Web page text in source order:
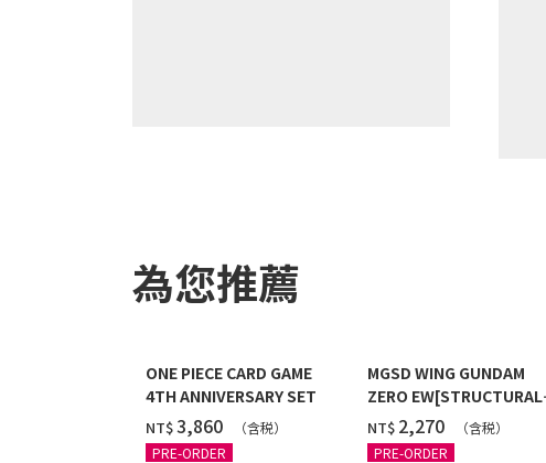
為您推薦
ONE PIECE CARD GAME
4TH ANNIVERSARY SET
NT$‌3,860
（含税）
PRE-ORDER
MGSD WING GUNDAM
ZERO EW[STRUCTURAL
COATING/BLACK] [2026年
12月發送]
NT$ ‌2,270
（含税）
PRE-ORDER